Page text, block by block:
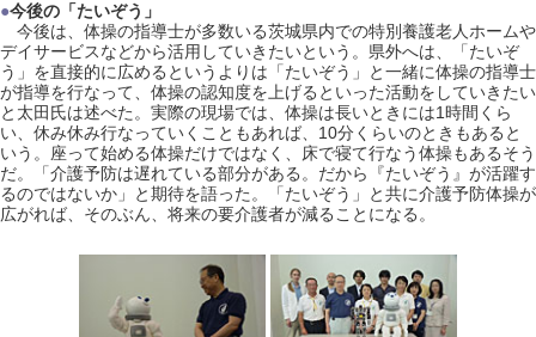
●今後の「たいぞう」
今後は、体操の指導士が多数いる茨城県内での特別養護老人ホームや
デイサービスなどから活用していきたいという。県外へは、「たいぞ
う」を直接的に広めるというよりは「たいぞう」と一緒に体操の指導士
が指導を行なって、体操の認知度を上げるといった活動をしていきたい
と太田氏は述べた。実際の現場では、体操は長いときには1時間くら
い、休み休み行なっていくこともあれば、10分くらいのときもあると
いう。座って始める体操だけではなく、床で寝て行なう体操もあるそう
だ。「介護予防は遅れている部分がある。だから『たいぞう』が活躍す
るのではないか」と期待を語った。「たいぞう」と共に介護予防体操が
広がれば、そのぶん、将来の要介護者が減ることになる。